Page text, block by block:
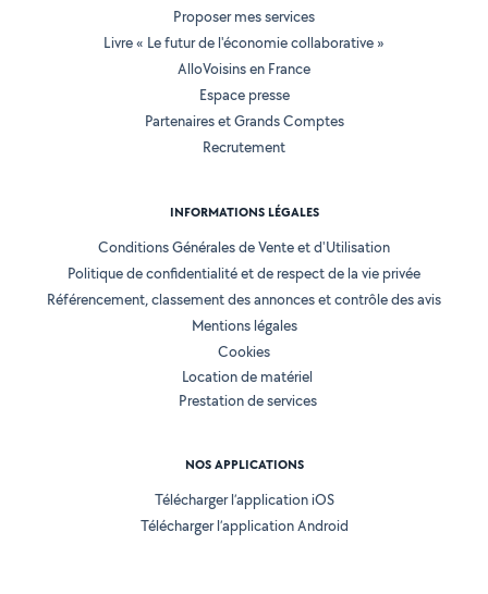
Proposer mes services
Livre « Le futur de l'économie collaborative »
AlloVoisins en France
Espace presse
Partenaires et Grands Comptes
Recrutement
INFORMATIONS LÉGALES
Conditions Générales de Vente et d'Utilisation
Politique de confidentialité et de respect de la vie privée
Référencement, classement des annonces et contrôle des avis
Mentions légales
Cookies
Location de matériel
Prestation de services
NOS APPLICATIONS
Télécharger l’application iOS
Télécharger l’application Android